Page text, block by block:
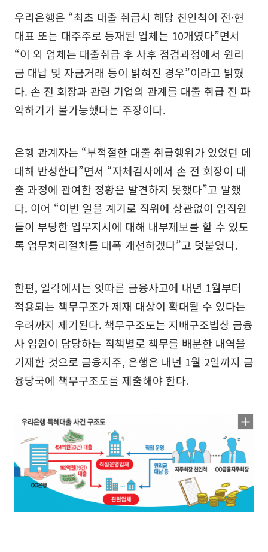
우리은행은 “최초 대출 취급시 해당 친인척이 전·현
대표 또는 대주주로 등재된 업체는 10개였다”면서
“이 외 업체는 대출취급 후 사후 점검과정에서 원리
금 대납 및 자금거래 등이 밝혀진 경우”이라고 밝혔
다. 손 전 회장과 관련 기업의 관계를 대출 취급 전 파
악하기가 불가능했다는 주장이다.
은행 관계자는 “부적절한 대출 취급행위가 있었던 데
대해 반성한다”면서 “자체검사에서 손 전 회장이 대
출 과정에 관여한 정황은 발견하지 못했다”고 말했
다. 이어 “이번 일을 계기로 직위에 상관없이 임직원
들이 부당한 업무지시에 대해 내부제보를 할 수 있도
록 업무처리절차를 대폭 개선하겠다”고 덧붙였다.
한편, 일각에서는 잇따른 금융사고에 내년 1월부터
적용되는 책무구조가 제재 대상이 확대될 수 있다는
우려까지 제기된다. 책무구조도는 지배구조법상 금융
사 임원이 담당하는 직책별로 책무를 배분한 내역을
기재한 것으로 금융지주, 은행은 내년 1월 2일까지 금
융당국에 책무구조도를 제출해야 한다.